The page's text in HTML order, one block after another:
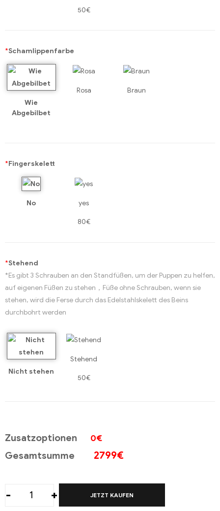
50€
*Schamlippenfarbe
Wie
Abgebilbet
Rosa Braun
*Fingerskelett
No yes
80€
*Stehend
*Es gibt 3 Schrauben an den Standfüßen, um der Puppen zu helfen,
auf eigenen Füßen zu stehen，Füße ohne Schrauben, wenn sie
stehen, wird die Ferse durch das Edelstahlskelett des Beins
durchbohrt werden
Nicht stehen
Stehend
50€
Zusatzoptionen 0€
Gesamtsumme 2799€
- + JETZT KAUFEN